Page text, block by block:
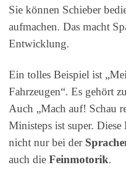
Sie können Schieber
aufmachen. Das macht
Entwicklung.
Ein tolles Beispiel ist
Fahrzeugen“. Es gehört
Auch „Mach auf! Schau
Ministeps ist super. Diese
nicht nur bei der
auch die Feinmotorik.